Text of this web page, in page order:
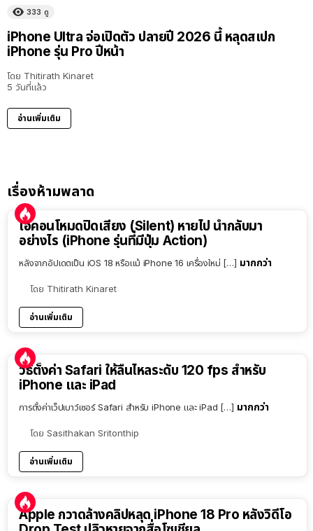
333 ดู
iPhone Ultra จ่อเปิดตัว ปลายปี 2026 นี้ หลุดสเปก
iPhone รุ่น Pro ปีหน้า
โดย Thitirath Kinaret
5 วันที่แล้ว
อ่านเพิ่มเติม
เรื่องห้ามพลาด
ไอคอนโหมดปิดเสียง (Silent) หายไป นำกลับมา
อย่างไร (iPhone รุ่นที่มีปุ่ม Action)
หลังจากอัปเดตเป็น iOS 18 หรือแม้ iPhone 16 เครื่องใหม่ […] มากกว่า
โดย Thitirath Kinaret
อ่านเพิ่มเติม
วิธีตั้งค่า Safari ให้ลื่นไหลระดับ 120 fps สำหรับ
iPhone และ iPad
การตั้งค่าเว็ปเบาว์เซอร์ Safari สำหรับ iPhone และ iPad […] มากกว่า
โดย Sasithakan Sritonthip
อ่านเพิ่มเติม
Apple กวาดล้างคลิปหลุด iPhone 18 Pro หลังวิดีโอ